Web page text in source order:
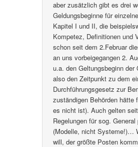
aber zusätzlich gibt es drei
Geldungsbeginne für
Kapitel I und II, die
Kompetez, Definitionen und
schon seit dem 2.Februar
an uns vorbeigegangen 2.
u.a. den Geltungsbeginn der
also den Zeitpunkt zu dem
Durchführungsgesetz zur
zuständigen Behörden hätte
es nicht ist). Auch gelten
Regelungen für sog.
(Modelle, nicht Systeme!)…
will, der größte Posten